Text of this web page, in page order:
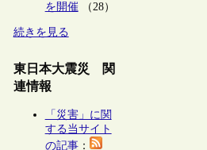
を開催（28）
続きを見る
東日本大震災 関
連情報
「災害」に関
する当サイト
の記事：